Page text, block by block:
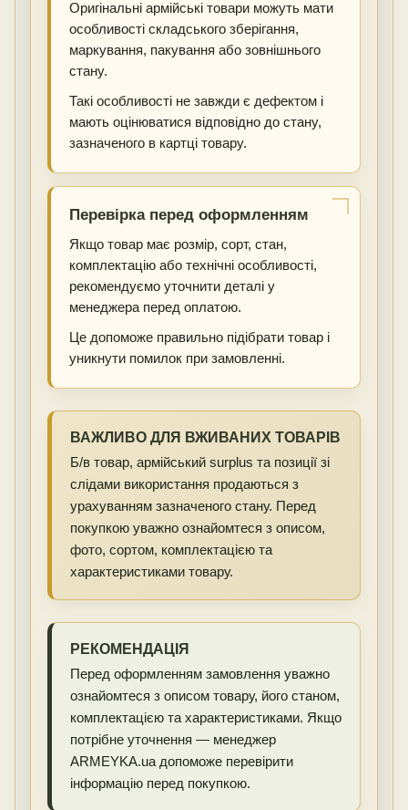
Оригінальні армійські товари можуть мати
особливості складського зберігання,
маркування, пакування або зовнішнього
стану.
Такі особливості не завжди є дефектом і
мають оцінюватися відповідно до стану,
зазначеного в картці товару.
Перевірка перед оформленням
Якщо товар має розмір, сорт, стан,
комплектацію або технічні особливості,
рекомендуємо уточнити деталі у
менеджера перед оплатою.
Це допоможе правильно підібрати товар і
уникнути помилок при замовленні.
ВАЖЛИВО ДЛЯ ВЖИВАНИХ ТОВАРІВ
Б/в товар, армійський surplus та позиції зі
слідами використання продаються з
урахуванням зазначеного стану. Перед
покупкою уважно ознайомтеся з описом,
фото, сортом, комплектацією та
характеристиками товару.
РЕКОМЕНДАЦІЯ
Перед оформленням замовлення уважно
ознайомтеся з описом товару, його станом,
комплектацією та характеристиками. Якщо
потрібне уточнення — менеджер
ARMEYKA.ua допоможе перевірити
інформацію перед покупкою.